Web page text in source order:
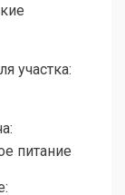
участка:
питание